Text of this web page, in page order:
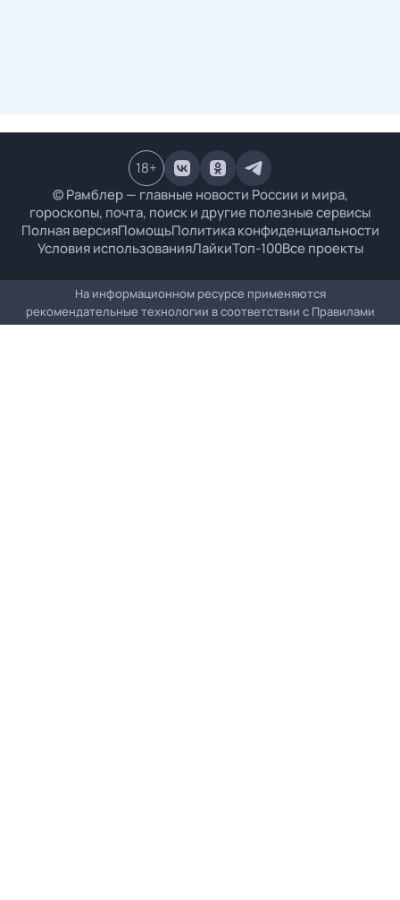
© Рамблер — главные новости России и мира,
гороскопы, почта, поиск и другие полезные сервисы
Полная версияПомощьПолитика конфиденциальности
Условия использованияЛайкиТоп-100Все проекты
18+
На информационном ресурсе применяются
рекомендательные технологии в соответствии с Правилами